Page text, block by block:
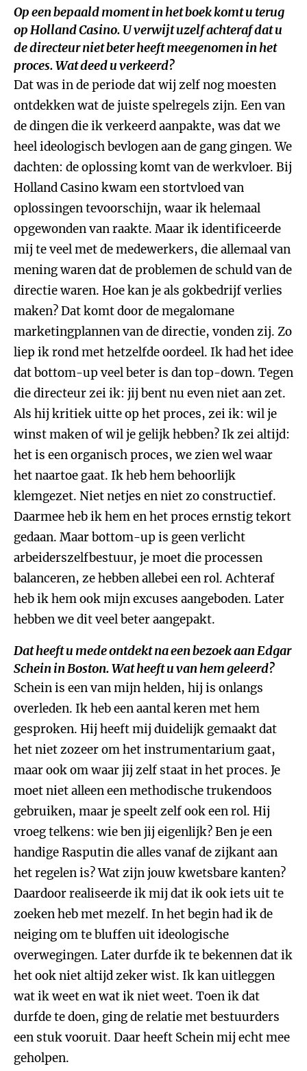
Op een bepaald moment in het boek komt u terug
op Holland Casino. U verwijt uzelf achteraf dat u
de directeur niet beter heeft meegenomen in het
proces. Wat deed u verkeerd?
Dat was in de periode dat wij zelf nog moesten
ontdekken wat de juiste spelregels zijn. Een van
de dingen die ik verkeerd aanpakte, was dat we
heel ideologisch bevlogen aan de gang gingen. We
dachten: de oplossing komt van de werkvloer. Bij
Holland Casino kwam een stortvloed van
oplossingen tevoorschijn, waar ik helemaal
opgewonden van raakte. Maar ik identificeerde
mij te veel met de medewerkers, die allemaal van
mening waren dat de problemen de schuld van de
directie waren. Hoe kan je als gokbedrijf verlies
maken? Dat komt door de megalomane
marketingplannen van de directie, vonden zij. Zo
liep ik rond met hetzelfde oordeel. Ik had het idee
dat bottom-up veel beter is dan top-down. Tegen
die directeur zei ik: jij bent nu even niet aan zet.
Als hij kritiek uitte op het proces, zei ik: wil je
winst maken of wil je gelijk hebben? Ik zei altijd:
het is een organisch proces, we zien wel waar
het naartoe gaat. Ik heb hem behoorlijk
klemgezet. Niet netjes en niet zo constructief.
Daarmee heb ik hem en het proces ernstig tekort
gedaan. Maar bottom-up is geen verlicht
arbeiderszelfbestuur, je moet die processen
balanceren, ze hebben allebei een rol. Achteraf
heb ik hem ook mijn excuses aangeboden. Later
hebben we dit veel beter aangepakt.
Dat heeft u mede ontdekt na een bezoek aan Edgar
Schein in Boston. Wat heeft u van hem geleerd?
Schein is een van mijn helden, hij is onlangs
overleden. Ik heb een aantal keren met hem
gesproken. Hij heeft mij duidelijk gemaakt dat
het niet zozeer om het instrumentarium gaat,
maar ook om waar jij zelf staat in het proces. Je
moet niet alleen een methodische trukendoos
gebruiken, maar je speelt zelf ook een rol. Hij
vroeg telkens: wie ben jij eigenlijk? Ben je een
handige Rasputin die alles vanaf de zijkant aan
het regelen is? Wat zijn jouw kwetsbare kanten?
Daardoor realiseerde ik mij dat ik ook iets uit te
zoeken heb met mezelf. In het begin had ik de
neiging om te bluffen uit ideologische
overwegingen. Later durfde ik te bekennen dat ik
het ook niet altijd zeker wist. Ik kan uitleggen
wat ik weet en wat ik niet weet. Toen ik dat
durfde te doen, ging de relatie met bestuurders
een stuk vooruit. Daar heeft Schein mij echt mee
geholpen.